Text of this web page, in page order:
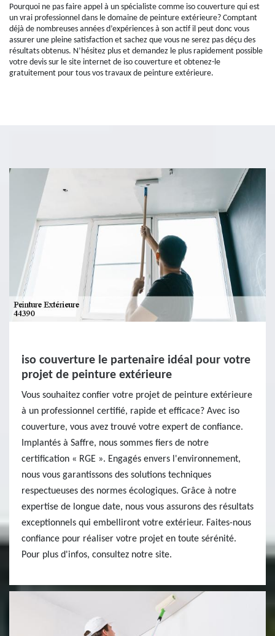
Pourquoi ne pas faire appel à un spécialiste comme iso couverture qui est
un vrai professionnel dans le domaine de peinture extérieure? Comptant
déjà de nombreuses années d’expériences à son actif il peut donc vous
assurer une pleine satisfaction et sachez que vous ne serez pas déçu des
résultats obtenus. N’hésitez plus et demandez le plus rapidement possible
votre devis sur le site internet de iso couverture et obtenez-le
gratuitement pour tous vos travaux de peinture extérieure.
iso couverture le partenaire idéal pour votre
projet de peinture extérieure
Vous souhaitez confier votre projet de peinture extérieure
à un professionnel certifié, rapide et efficace? Avec iso
couverture, vous avez trouvé votre expert de confiance.
Implantés à Saffre, nous sommes fiers de notre
certification « RGE ». Engagés envers l'environnement,
nous vous garantissons des solutions techniques
respectueuses des normes écologiques. Grâce à notre
expertise de longue date, nous vous assurons des résultats
exceptionnels qui embelliront votre extérieur. Faites-nous
confiance pour réaliser votre projet en toute sérénité.
Pour plus d'infos, consultez notre site.